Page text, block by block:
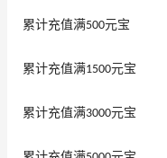
累计充值满500元宝
累计充值满1500元宝
累计充值满3000元宝